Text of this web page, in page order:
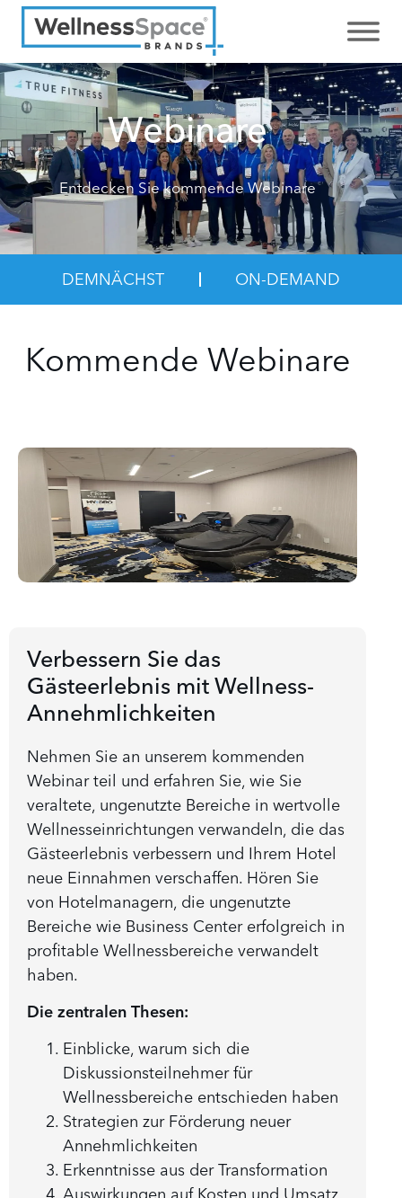
Webinare
Entdecken Sie kommende Webinare
DEMNÄCHST ON-DEMAND
Kommende Webinare
Verbessern Sie das
Gästeerlebnis mit Wellness-
Annehmlichkeiten
Nehmen Sie an unserem kommenden
Webinar teil und erfahren Sie, wie Sie
veraltete, ungenutzte Bereiche in wertvolle
Wellnesseinrichtungen verwandeln, die das
Gästeerlebnis verbessern und Ihrem Hotel
neue Einnahmen verschaffen. Hören Sie
von Hotelmanagern, die ungenutzte
Bereiche wie Business Center erfolgreich in
profitable Wellnessbereiche verwandelt
haben.
Die zentralen Thesen:
Einblicke, warum sich die
Diskussionsteilnehmer für
Wellnessbereiche entschieden haben
Strategien zur Förderung neuer
Annehmlichkeiten
Erkenntnisse aus der Transformation